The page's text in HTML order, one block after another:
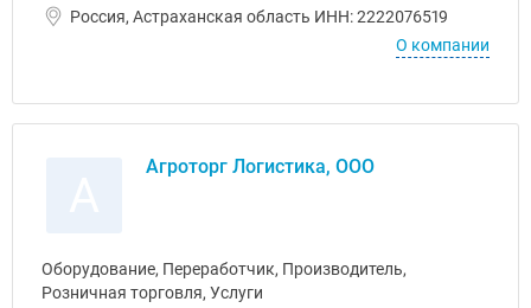
Россия, Астраханская область ИНН: 2222076519
О компании
Агроторг Логистика, ООО
Оборудование, Переработчик, Производитель,
Розничная торговля, Услуги